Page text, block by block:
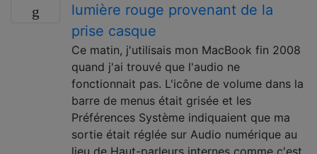
lumière rouge provenant de la
prise casque
Ce matin, j'utilisais mon MacBook fin 2008
quand j'ai trouvé que l'audio ne
fonctionnait pas. L'icône de volume dans la
barre de menus était grisée et les
Préférences Système indiquaient que ma
sortie était réglée sur Audio numérique au
lieu de Haut-parleurs internes comme c'est